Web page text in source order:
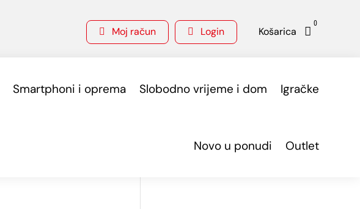
 Moj račun  Login Košarica 
0
Smartphoni i oprema Slobodno vrijeme i dom Igračke
Novo u ponudi Outlet